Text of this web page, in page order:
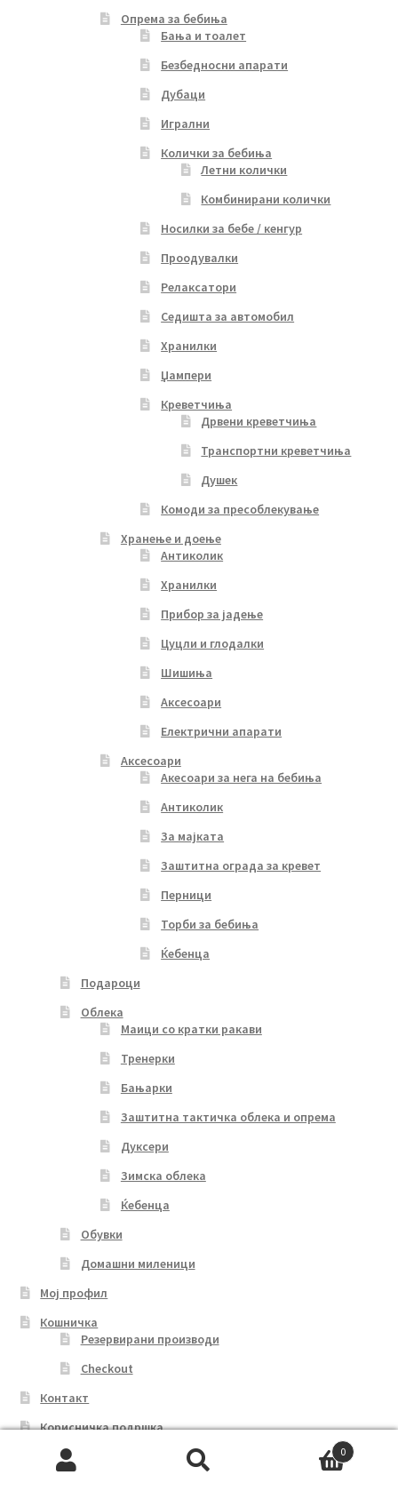
Опрема за бебиња
Бања и тоалет
Безбедносни апарати
Дубаци
Игрални
Колички за бебиња
Летни колички
Комбинирани колички
Носилки за бебе / кенгур
Проодувалки
Релаксатори
Седишта за автомобил
Хранилки
Џампери
Креветчиња
Дрвени креветчиња
Транспортни креветчиња
Душек
Комоди за пресоблекување
Хранење и доење
Антиколик
Хранилки
Прибор за јадење
Цуцли и глодалки
Шишиња
Аксесоари
Електрични апарати
Аксесоари
Акесоари за нега на бебиња
Антиколик
За мајката
Заштитна ограда за кревет
Перници
Торби за бебиња
Ќебенца
Подароци
Облека
Маици со кратки ракави
Тренерки
Бањарки
Заштитна тактичка облека и опрема
Дуксери
Зимска облека
Ќебенца
Обувки
Домашни миленици
Мој профил
Кошничка
Резервирани производи
Checkout
Контакт
Корисничка подршка
Рекламации и замена на производ
0